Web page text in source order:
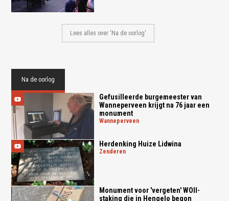
Lees alles over 'Na de oorlog'
Na de oorlog
Gefusilleerde burgemeester van
Wanneperveen krijgt na 76 jaar een
monument
wanneperveen
Herdenking Huize Lidwina
zenderen
Monument voor 'vergeten' WOII-
staking die in Hengelo begon